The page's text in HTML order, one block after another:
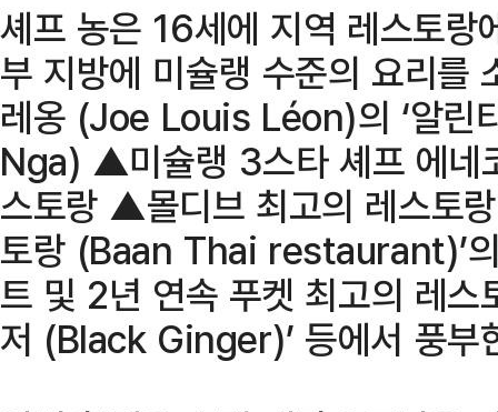
셰프 농은 16세에 지역 레스토
부 지방에 미슐랭 수준의 요리를
레옹 (Joe Louis Léon)의 ‘알
Nga) ▲미슐랭 3스타 셰프 에
스토랑 ▲몰디브 최고의 레스토
토랑 (Baan Thai restaurant)’
트 및 2년 연속 푸켓 최고의 레스
저 (Black Ginger)’ 등에서 풍부